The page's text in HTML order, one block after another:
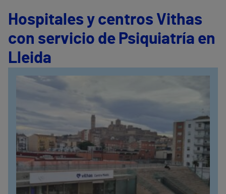
Hospitales y centros Vithas
con servicio de Psiquiatría en
Lleida